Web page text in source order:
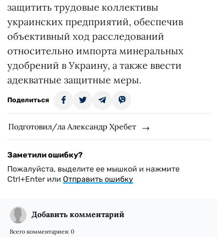
защитить трудовые коллективы
украинских предприятий, обеспечив
объективный ход расследований
относительно импорта минеральных
удобрений в Украину, а также ввести
адекватные защитные меры.
Поделиться
Подготовил/ла Александр Хребет
Заметили ошибку?
Пожалуйста, выделите ее мышкой и нажмите
Ctrl+Enter или Отправить ошибку
Добавить комментарий
Всего комментариев: 0